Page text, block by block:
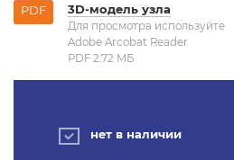
PDF 3D-модель узла
Для просмотра используйте
Adobe Arcobat Reader
PDF 2.72 MБ
нет в наличии